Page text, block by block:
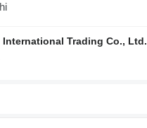
Trading Co., Ltd.